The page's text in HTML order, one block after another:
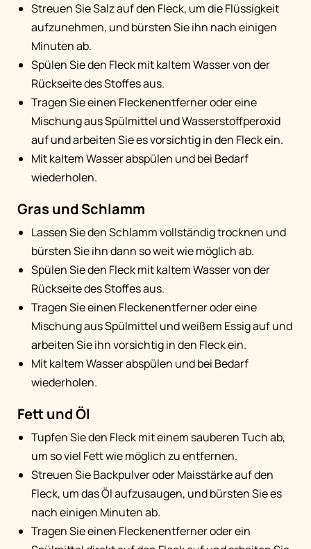
Streuen Sie Salz auf den Fleck, um die Flüssigkeit
aufzunehmen, und bürsten Sie ihn nach einigen
Minuten ab.
Spülen Sie den Fleck mit kaltem Wasser von der
Rückseite des Stoffes aus.
Tragen Sie einen Fleckenentferner oder eine
Mischung aus Spülmittel und Wasserstoffperoxid
auf und arbeiten Sie es vorsichtig in den Fleck ein.
Mit kaltem Wasser abspülen und bei Bedarf
wiederholen.
Gras und Schlamm
Lassen Sie den Schlamm vollständig trocknen und
bürsten Sie ihn dann so weit wie möglich ab.
Spülen Sie den Fleck mit kaltem Wasser von der
Rückseite des Stoffes aus.
Tragen Sie einen Fleckenentferner oder eine
Mischung aus Spülmittel und weißem Essig auf und
arbeiten Sie ihn vorsichtig in den Fleck ein.
Mit kaltem Wasser abspülen und bei Bedarf
wiederholen.
Fett und Öl
Tupfen Sie den Fleck mit einem sauberen Tuch ab,
um so viel Fett wie möglich zu entfernen.
Streuen Sie Backpulver oder Maisstärke auf den
Fleck, um das Öl aufzusaugen, und bürsten Sie es
nach einigen Minuten ab.
Tragen Sie einen Fleckenentferner oder ein